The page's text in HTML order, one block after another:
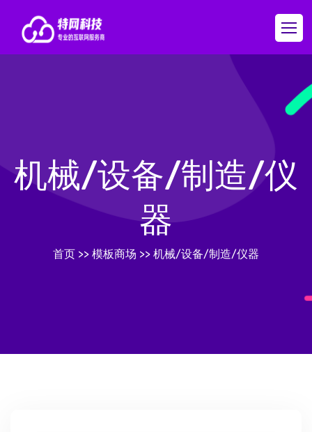
机械/设备/制造/仪
器
首页 >> 模板商场 >> 机械/设备/制造/仪器